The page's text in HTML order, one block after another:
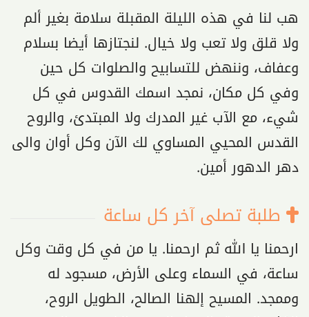
هب لنا في هذه الليلة المقبلة سلامة بغير ألم
ولا قلق ولا تعب ولا خيال. لنجتازها أيضا بسلام
وعفاف، وننهض للتسابيح والصلوات كل حين
وفي كل مكان، نمجد اسمك القدوس في كل
شيء، مع الآب غير المدرك ولا المبتدئ، والروح
القدس المحيي المساوي لك الآن وكل أوان والى
دهر الدهور أمين.
طلبة تصلى آخر كل ساعة
ارحمنا يا الله ثم ارحمنا. يا من في كل وقت وكل
ساعة، في السماء وعلى الأرض، مسجود له
وممجد. المسيح إلهنا الصالح، الطويل الروح،